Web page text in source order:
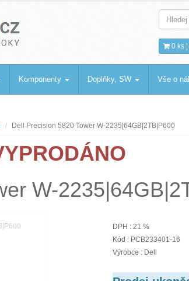
0 ks |
Komponenty Doplňky, SW Vše o
Dell Precision 5820 Tower W-2235|64GB|2TB|P600
W-
DPH : 21 %
Kód : PCB233401-16
Výrobce : Dell